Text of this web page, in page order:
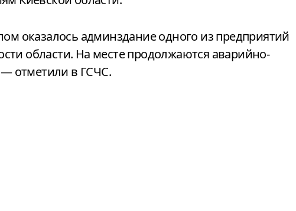
оказалось админздание одного из предприятий
области. На месте продолжаются аварийно-
отметили в ГСЧС.